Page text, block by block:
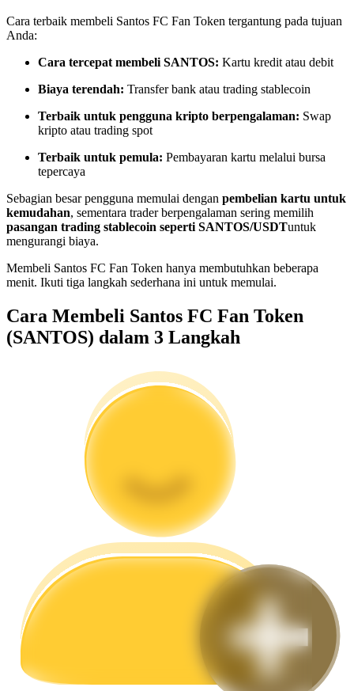
Informasi
Analisis data besar termasuk info perdagangan, dll.
Panduan Pemula Berjangka
Strategi perdagangan
Pelajari cara untuk tetap menghasilkan keuntungan
Cara terbaik membeli Santos FC Fan Token tergantung pada tujuan
Anda:
Cara tercepat membeli SANTOS: Kartu kredit atau debit
Biaya terendah: Transfer bank atau trading stablecoin
Terbaik untuk pengguna kripto berpengalaman: Swap
kripto atau trading spot
Terbaik untuk pemula: Pembayaran kartu melalui bursa
tepercaya
Sebagian besar pengguna memulai dengan pembelian kartu untuk
kemudahan, sementara trader berpengalaman sering memilih
pasangan trading stablecoin seperti SANTOS/USDTuntuk
mengurangi biaya.
Membeli Santos FC Fan Token hanya membutuhkan beberapa
menit. Ikuti tiga langkah sederhana ini untuk memulai.
Cara Membeli Santos FC Fan Token
(SANTOS) dalam 3 Langkah